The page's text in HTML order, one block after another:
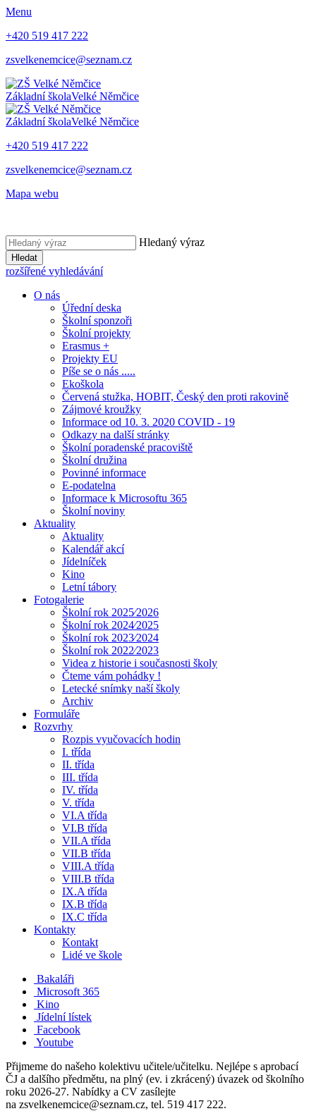
Menu
+420 519 417 222
zsvelkenemcice@seznam.cz
Základní školaVelké Němčice
Základní školaVelké Němčice
+420 519 417 222
zsvelkenemcice@seznam.cz
Mapa webu
Hledaný výraz
Hledat
rozšířené vyhledávání
O nás
Úřední deska
Školní sponzoři
Školní projekty
Erasmus +
Projekty EU
Píše se o nás .....
Ekoškola
Červená stužka, HOBIT, Český den proti rakovině
Zájmové kroužky
Informace od 10. 3. 2020 COVID - 19
Odkazy na další stránky
Školní poradenské pracoviště
Školní družina
Povinné informace
E-podatelna
Informace k Microsoftu 365
Školní noviny
Aktuality
Aktuality
Kalendář akcí
Jídelníček
Kino
Letní tábory
Fotogalerie
Školní rok 2025⁄2026
Školní rok 2024⁄2025
Školní rok 2023⁄2024
Školní rok 2022⁄2023
Videa z historie i současnosti školy
Čteme vám pohádky !
Letecké snímky naší školy
Archiv
Formuláře
Rozvrhy
Rozpis vyučovacích hodin
I. třída
II. třída
III. třída
IV. třída
V. třída
VI.A třída
VI.B třída
VII.A třída
VII.B třída
VIII.A třída
VIII.B třída
IX.A třída
IX.B třída
IX.C třída
Kontakty
Kontakt
Lidé ve škole
Bakaláři
Microsoft 365
Kino
Jídelní lístek
Facebook
Youtube
Přijmeme do našeho kolektivu učitele/učitelku. Nejlépe s aprobací
ČJ a dalšího předmětu, na plný (ev. i zkrácený) úvazek od školního
roku 2026-27. Nabídky a CV zasílejte
na zsvelkenemcice@seznam.cz, tel. 519 417 222.